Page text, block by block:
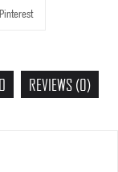
Pinterest
REVIEWS (0)